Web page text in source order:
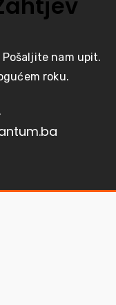
nam upit.
roku.